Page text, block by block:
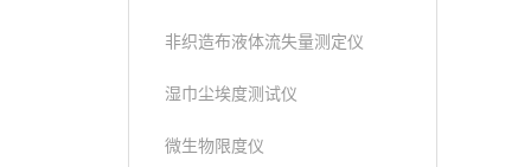
非织造布液体流失量测定仪
湿巾尘埃度测试仪
微生物限度仪